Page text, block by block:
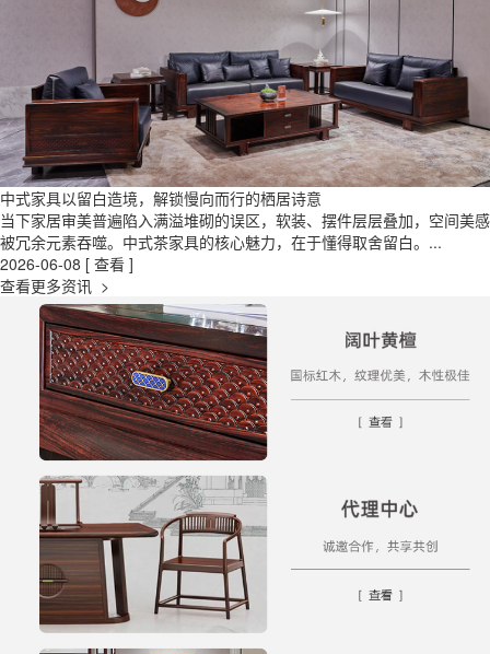
中式家具以留白造境，解锁慢向而行的栖居诗意
当下家居审美普遍陷入满溢堆砌的误区，软装、摆件层层叠加，空间美感
被冗余元素吞噬。中式茶家具的核心魅力，在于懂得取舍留白。...
2026-06-08 [ 查看 ]
查看更多资讯 >